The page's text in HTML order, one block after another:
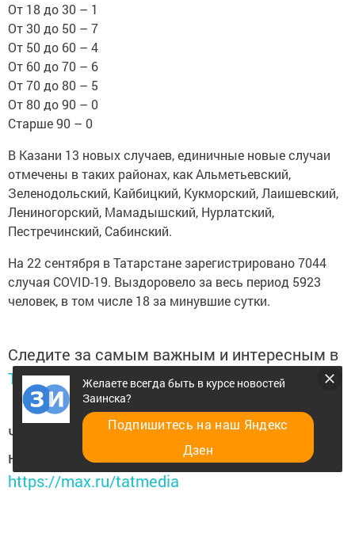
От 18 до 30 – 1
От 30 до 50 – 7
От 50 до 60 – 4
От 60 до 70 – 6
От 70 до 80 – 5
От 80 до 90 – 0
Старше 90 – 0
В Казани 13 новых случаев, единичные новые случаи
отмечены в таких районах, как Альметьевский,
Зеленодольский, Кайбицкий, Кукморский, Лаишевский,
Лениногорский, Мамадышский, Нурлатский,
Пестречинский, Сабинский.
На 22 сентября в Татарстане зарегистрировано 7044
случая COVID-19. Выздоровело за весь период 5923
человек, в том числе 18 за минувшие сутки.
Следите за самым важным и интересным в
Telegram-канале Татмедиа
Читайте новости Татарстана в
национальном мессенджере MАХ:
https://max.ru/tatmedia
Желаете всегда быть в курсе новостей
Заинска?
Подпишитесь на наш Яндекс
Дзен